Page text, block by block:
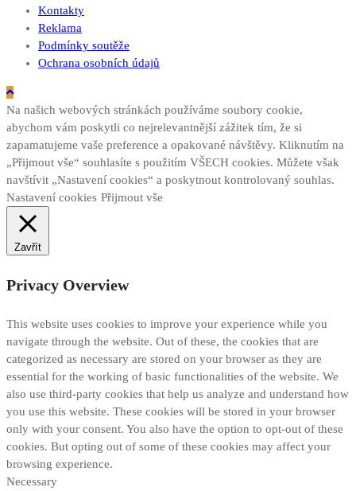
Kontakty
Reklama
Podmínky soutěže
Ochrana osobních údajů
Na našich webových stránkách používáme soubory cookie,
abychom vám poskytli co nejrelevantnější zážitek tím, že si
zapamatujeme vaše preference a opakované návštěvy. Kliknutím na
„Přijmout vše“ souhlasíte s použitím VŠECH cookies. Můžete však
navštívit „Nastavení cookies“ a poskytnout kontrolovaný souhlas.
Nastavení cookies Přijmout vše
Zavřít
Privacy Overview
This website uses cookies to improve your experience while you
navigate through the website. Out of these, the cookies that are
categorized as necessary are stored on your browser as they are
essential for the working of basic functionalities of the website. We
also use third-party cookies that help us analyze and understand how
you use this website. These cookies will be stored in your browser
only with your consent. You also have the option to opt-out of these
cookies. But opting out of some of these cookies may affect your
browsing experience.
Necessary